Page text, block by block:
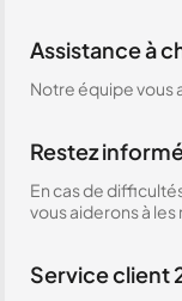
Assistance à
Notre équipe vous
Restez
En cas de
vous aiderons à
Service client